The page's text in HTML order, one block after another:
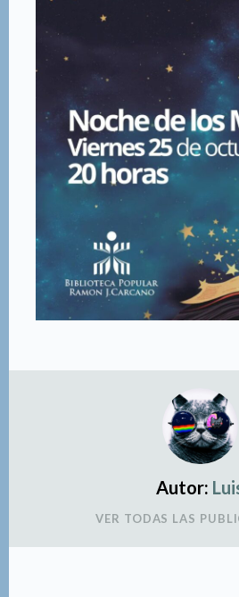
Autor:
VER TODAS LAS